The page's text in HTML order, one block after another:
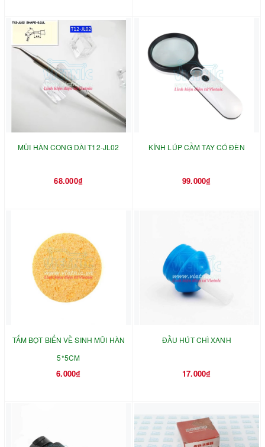
MŨI HÀN CONG DÀI T12-JL02
68.000₫
KÍNH LÚP CẦM TAY CÓ ĐÈN
99.000₫
TẤM BỌT BIỂN VỀ SINH MŨI HÀN
5*5CM
6.000₫
ĐẦU HÚT CHÌ XANH
17.000₫